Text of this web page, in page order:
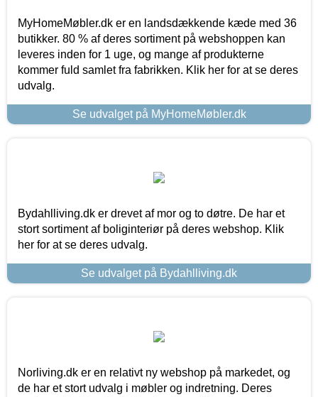
MyHomeMøbler.dk er en landsdækkende kæde med 36
butikker. 80 % af deres sortiment på webshoppen kan
leveres inden for 1 uge, og mange af produkterne
kommer fuld samlet fra fabrikken. Klik her for at se deres
udvalg.
Se udvalget på MyHomeMøbler.dk
Bydahlliving.dk er drevet af mor og to døtre. De har et
stort sortiment af boliginteriør på deres webshop. Klik
her for at se deres udvalg.
Se udvalget på Bydahlliving.dk
Norliving.dk er en relativt ny webshop på markedet, og
de har et stort udvalg i møbler og indretning. Deres